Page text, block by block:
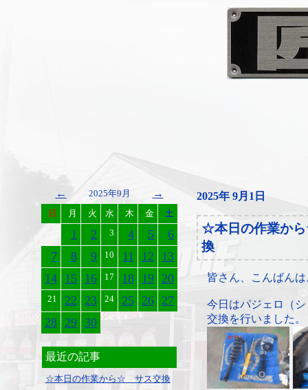
← 2025年9月 →
日 月 火 水 木 金 土
1 2 3 4 5
6
7
8 9 10 11 12
13
14 15 16 17 18 19 20
21 22 23 24 25 26 27
28 29 30
最近の記事
☆本日の作業から☆ サス交換
2025年 9月1日
☆本日の作業か
換
皆さん、こんばんは
今日はパジェロ（
交換を行いました。